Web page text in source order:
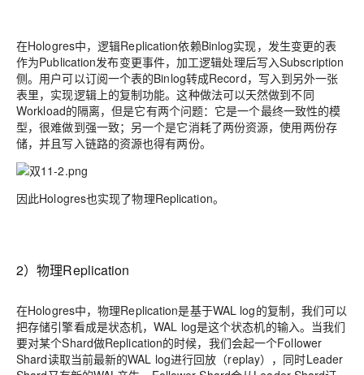
在Hologres中，逻辑Replication依赖Binlog实现，发生变更的表
作为Publication发布变更事件，加工逻辑处理后写入Subscription
侧。用户可以订阅一个表的Binlog转成Record，写入到另外一张
表里，实现逻辑上的复制功能。这种做法可以天然做到不同
Workload的隔离，但是它有两个问题：它是一个最终一致性的模
型，很难做到强一致；另一个是它消耗了两份资源，使用两份存
储，并且写入链路的资源也得有两份。
因此Hologres也实现了物理Replication。
2）物理Replication
在Hologres中，物理Replication是基于WAL log的复制，我们可以
把存储引擎看成是状态机，WAL log是这个状态机的输入。当我们
要对某个Shard做Replication的时候，我们会起一个Follower
Shard读取当前最新的WAL log进行回放（replay），同时Leader